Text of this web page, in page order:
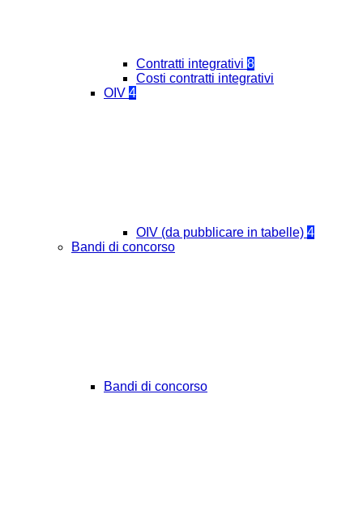
Contratti integrativi 8
Costi contratti integrativi
OIV 4
OIV (da pubblicare in tabelle) 4
Bandi di concorso
Bandi di concorso